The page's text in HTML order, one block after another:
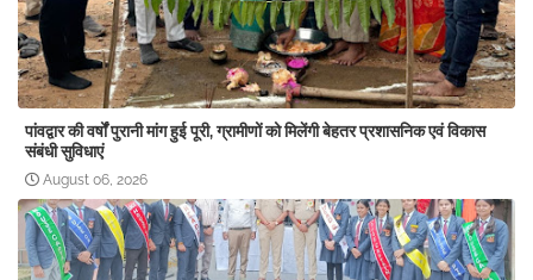
पांवद्वार की वर्षों पुरानी मांग हुई पूरी, ग्रामीणों को मिलेंगी बेहतर प्रशासनिक एवं विकास
संबंधी सुविधाएं
August 06, 2026